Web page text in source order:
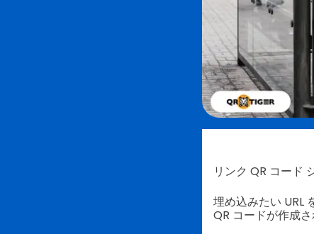
リンク QR コード
埋め込みたい URL
QR コードが作成さ